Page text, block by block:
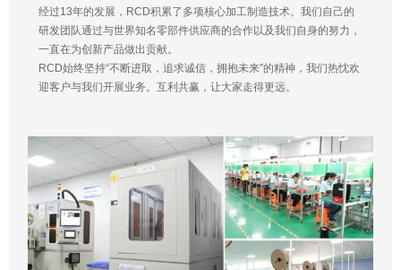
经过13年的发展，RCD积累了多项核心加工制造技术。我们自己的
研发团队通过与世界知名零部件供应商的合作以及我们自身的努力，
一直在为创新产品做出贡献。
RCD始终坚持“不断进取，追求诚信，拥抱未来”的精神，我们热忱欢
迎客户与我们开展业务。互利共赢，让大家走得更远。